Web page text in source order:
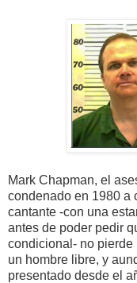
Mark Chapman, el
condenado en 1980 a
cantante -con una
antes de poder pedir
condicional- no pierde
un hombre libre, y
presentado desde el